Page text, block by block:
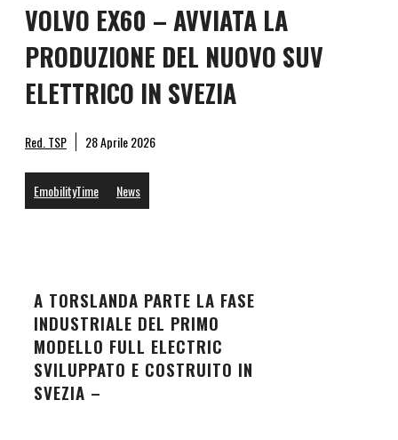
VOLVO EX60 – AVVIATA LA
PRODUZIONE DEL NUOVO SUV
ELETTRICO IN SVEZIA
Red. TSP 28 Aprile 2026
EmobilityTime News
A TORSLANDA PARTE LA FASE
INDUSTRIALE DEL PRIMO
MODELLO FULL ELECTRIC
SVILUPPATO E COSTRUITO IN
SVEZIA –